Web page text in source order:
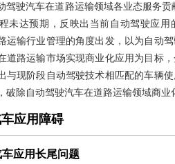
驾驶汽车在道路运输领域各业态服务
未达预期，反映出当前自动驾驶应用
运输行业管理的角度出发，以为自动
道路运输市场实现商业化应用为目标
与现阶段自动驾驶技术相匹配的车辆
破除自动驾驶汽车在道路运输领域商业
应用障碍
应用长尾问题